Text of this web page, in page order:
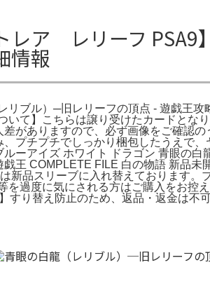
レア レリーフ PSA9
情報
ブル）─旧レリーフの頂点 - 遊戯王攻
て】こちらは譲り受けたカードとな
がありますので、必ず画像をご確認
プチプチでしっかり梱包したうえで
ーアイズ ホワイト ドラゴン 青眼の白
王 COMPLETE FILE 白の物語 新品未
新品スリーブに入れ替えております
過度に気にされる方はご購入をお控
り替え防止のため、返品・返金は不